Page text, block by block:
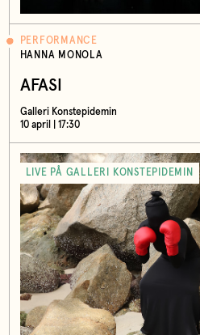
PERFORMANCE
HANNA MONOLA
AFASI
Galleri Konstepidemin
10 april | 17:30
LIVE PÅ GALLERI KONSTEPIDEMIN